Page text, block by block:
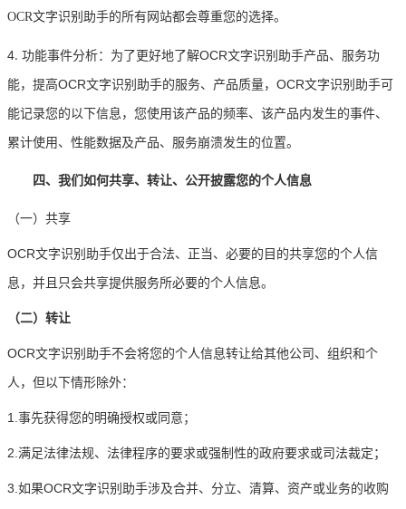
OCR文字识别助手的所有网站都会尊重您的选择。
4. 功能事件分析：为了更好地了解OCR文字识别助手产品、服务功
能，提高OCR文字识别助手的服务、产品质量，OCR文字识别助手可
能记录您的以下信息，您使用该产品的频率、该产品内发生的事件、
累计使用、性能数据及产品、服务崩溃发生的位置。
四、我们如何共享、转让、公开披露您的个人信息
（一）共享
OCR文字识别助手仅出于合法、正当、必要的目的共享您的个人信
息，并且只会共享提供服务所必要的个人信息。
（二）转让
OCR文字识别助手不会将您的个人信息转让给其他公司、组织和个
人，但以下情形除外：
1.事先获得您的明确授权或同意；
2.满足法律法规、法律程序的要求或强制性的政府要求或司法裁定；
3.如果OCR文字识别助手涉及合并、分立、清算、资产或业务的收购